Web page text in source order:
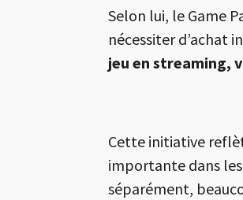
Selon lui, le Game
nécessiter d’achat
jeu en streaming,
Cette initiative
importante dans
séparément,